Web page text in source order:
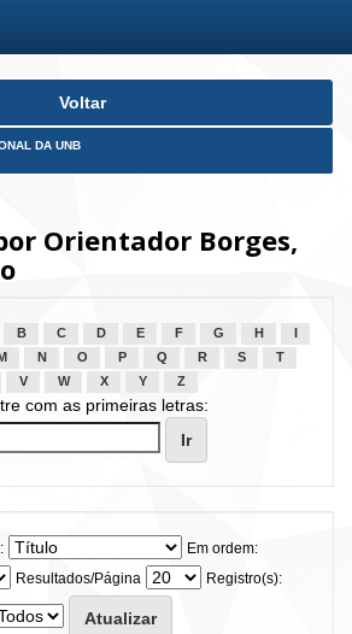
Voltar
DA UNB
Orientador Borges,
B C D E F G H
M N O P Q R S
T
V W X Y Z
com as primeiras letras:
Em ordem:
Resultados/Página
Registro(s):